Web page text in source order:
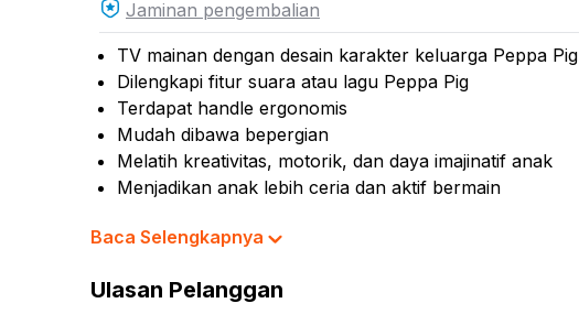
Jaminan pengembalian
TV mainan dengan desain karakter keluarga Peppa Pig
Dilengkapi fitur suara atau lagu Peppa Pig
Terdapat handle ergonomis
Mudah dibawa bepergian
Melatih kreativitas, motorik, dan daya imajinatif anak
Menjadikan anak lebih ceria dan aktif bermain
Rekomendasi umur pengguna: 0-3 bulan
Karakter: Peppapig
Baca Selengkapnya
Ulasan Pelanggan